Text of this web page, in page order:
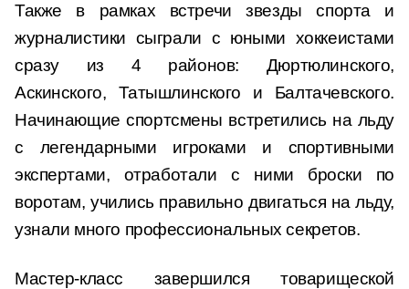
Также в рамках встречи звезды спорта и
журналистики сыграли с юными хоккеистами
сразу из 4 районов: Дюртюлинского,
Аскинского, Татышлинского и Балтачевского.
Начинающие спортсмены встретились на льду
с легендарными игроками и спортивными
экспертами, отработали с ними броски по
воротам, учились правильно двигаться на льду,
узнали много профессиональных секретов.
Мастер-класс завершился товарищеской